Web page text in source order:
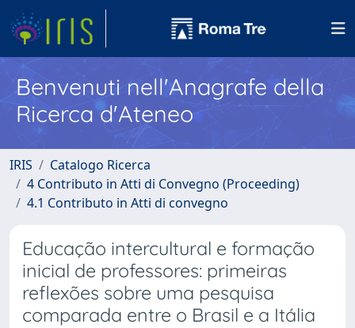
Benvenuti nell'Anagrafe della
Ricerca d'Ateneo
IRIS
Catalogo Ricerca
4 Contributo in Atti di Convegno (Proceeding)
4.1 Contributo in Atti di convegno
Educação intercultural e formação
inicial de professores: primeiras
reflexões sobre uma pesquisa
comparada entre o Brasil e a Itália